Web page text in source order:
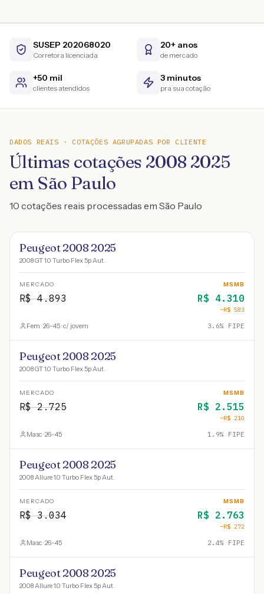
SUSEP 202068020
Corretora licenciada
20+ anos
de mercado
+50 mil
clientes atendidos
3 minutos
pra sua cotação
DADOS REAIS · COTAÇÕES AGRUPADAS POR CLIENTE
Últimas cotações 2008 2025
em São Paulo
10 cotações reais processadas em São Paulo
Peugeot 2008 2025
2008 GT 1.0 Turbo Flex 5p Aut.
MERCADO
R$4.893
MSMB
R$ 4.310
−R$ 583
Fem · 26-45 · c/ jovem 3.6% FIPE
Peugeot 2008 2025
2008 GT 1.0 Turbo Flex 5p Aut.
MERCADO
R$2.725
MSMB
R$ 2.515
−R$ 210
Masc · 26-45 1.9% FIPE
Peugeot 2008 2025
2008 Allure 1.0 Turbo Flex 5p Aut.
MERCADO
R$3.034
MSMB
R$ 2.763
−R$ 272
Masc · 26-45 2.4% FIPE
Peugeot 2008 2025
2008 Allure 1.0 Turbo Flex 5p Aut.